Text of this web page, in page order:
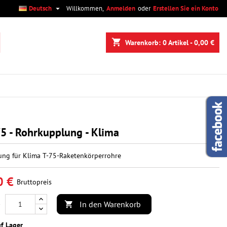
Willkommen, Anmelden oder Erstellen Sie ein Konto
Deutsch 
shopping_cart Warenkorb: 0Artikel - 0,00 €
- Rohrkupplung - Klima
für Klima T-75-Raketenkörperrohre
€ Bruttopreis
 In den Warenkorb
Lager